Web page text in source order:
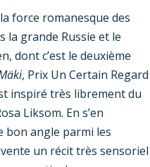
force romanesque des
la grande Russie et le
dont c’est le deuxième
, Prix Un Certain Regard
inspiré très librement du
Liksom. En s’en
angle parmi les
un récit très sensoriel